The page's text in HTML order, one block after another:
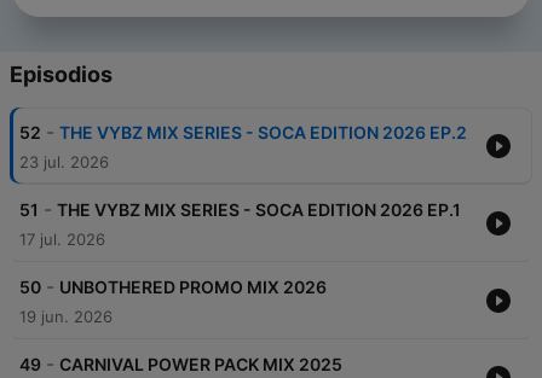
Episodios
52 - THE VYBZ MIX SERIES - SOCA EDITION 2026 EP.2
23 jul. 2026
51 - THE VYBZ MIX SERIES - SOCA EDITION 2026 EP.1
17 jul. 2026
50 - UNBOTHERED PROMO MIX 2026
19 jun. 2026
49 - CARNIVAL POWER PACK MIX 2025